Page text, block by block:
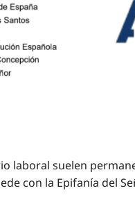
laboral suelen
con la Epifanía del